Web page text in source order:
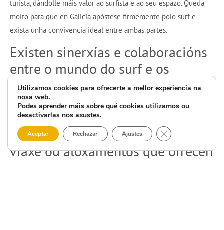
turista, dándolle máis valor ao surfista e ao seu espazo. Queda
moito para que en Galicia apóstese firmemente polo surf e
exista unha convivencia ideal entre ambas partes.
Existen sinerxías e colaboracións
entre o mundo do surf e os
axentes turísticos en destino
(aloxamentos, restauración, outras
empresas de turismo activo…)?
Véxase por exemplo axencias de
viaxe ou aloxamentos que ofrecen
Utilizamos cookies para ofrecerte a mellor experiencia na
nosa web.
Podes aprender máis sobre qué cookies utilizamos ou
desactivarlas nos axustes.
Aceptar Rechazar Ajustes Close GDPR